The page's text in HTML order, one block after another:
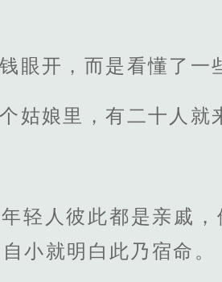
眼开，而是看懂了一
姑娘里，有二十人就
轻人彼此都是亲戚
小就明白此乃宿命。